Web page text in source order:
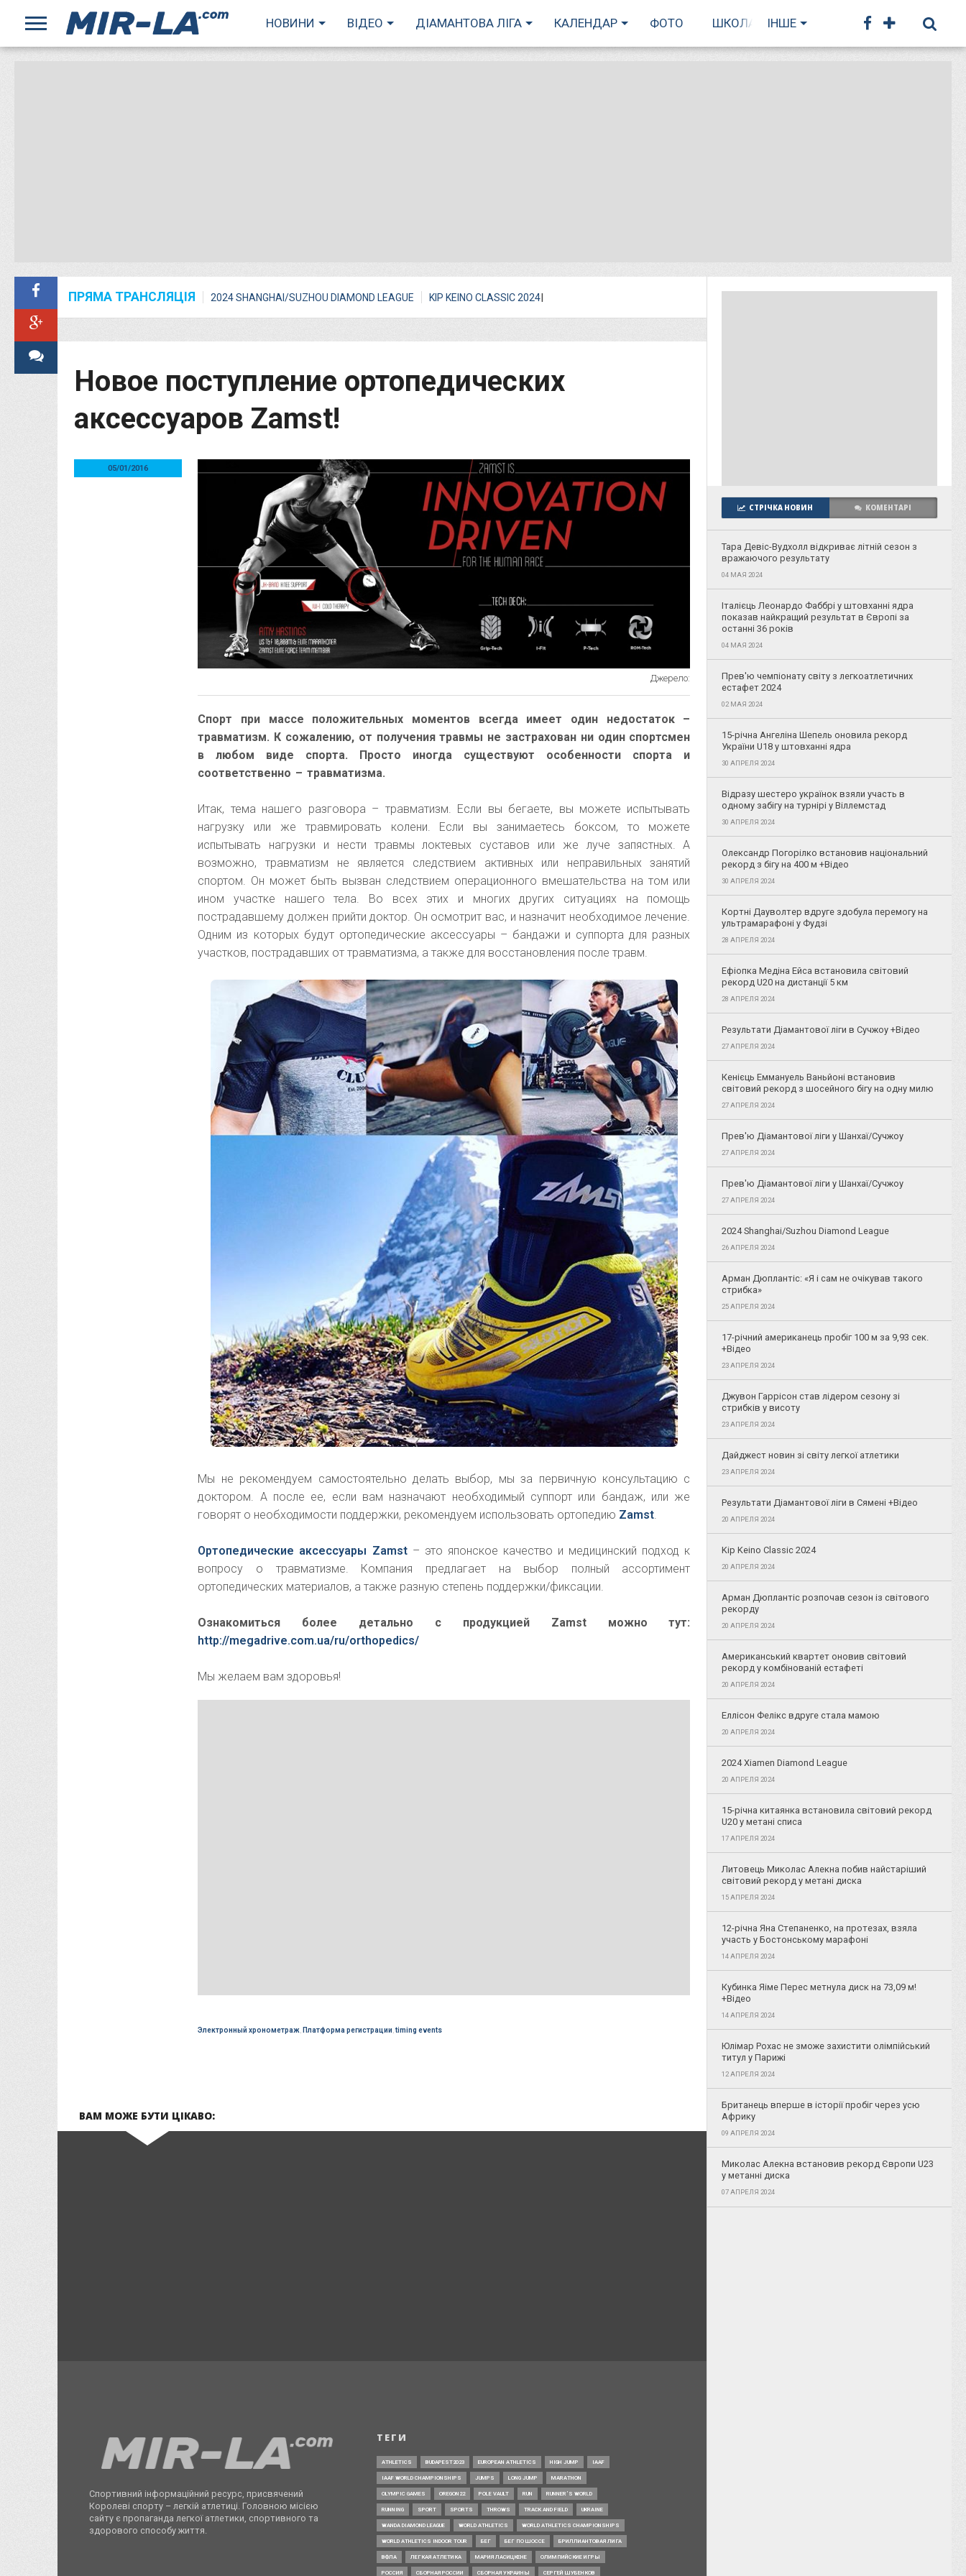
НОВИНИ ВІДЕО ДІАМАНТОВА ЛІГА КАЛЕНДАР ФОТО ШКОЛА БІГУ
ІНШЕ
ПРЯМА ТРАНСЛЯЦІЯ 2024 SHANGHAI/SUZHOU DIAMOND LEAGUE I
KIP KEINO CLASSIC 2024
Новое поступление ортопедических
аксессуаров Zamst!
Джерело:
Спорт при массе положительных моментов всегда имеет один недостаток –
травматизм. К сожалению, от получения травмы не застрахован ни один спортсмен
в любом виде спорта. Просто иногда существуют особенности спорта и
соответственно – травматизма.
Итак, тема нашего разговора – травматизм. Если вы бегаете, вы можете испытывать
нагрузку или же травмировать колени. Если вы занимаетесь боксом, то можете
испытывать нагрузки и нести травмы локтевых суставов или же луче запястных. А
возможно, травматизм не является следствием активных или неправильных занятий
спортом. Он может быть вызван следствием операционного вмешательства на том или
ином участке нашего тела. Во всех этих и многих других ситуациях на помощь
пострадавшему должен прийти доктор. Он осмотрит вас, и назначит необходимое лечение.
Одним из которых будут ортопедические аксессуары – бандажи и суппорта для разных
участков, пострадавших от травматизма, а также для восстановления после травм.
Мы не рекомендуем самостоятельно делать выбор, мы за первичную консультацию с
доктором. А после ее, если вам назначают необходимый суппорт или бандаж, или же
говорят о необходимости поддержки, рекомендуем использовать ортопедию Zamst
Ортопедические аксессуары Zamst– это японское качество и медицинский подход к
вопросу о травматизме. Компания предлагает на выбор полный ассортимент
ортопедических материалов, а также разную степень поддержки/фиксации.
Ознакомиться более детально с продукцией Zamst можно тут:
http://megadrive.com.ua/ru/orthopedics/
Мы желаем вам здоровья!
Электронный хронометраж Платформа регистрации ,timing events
05/01/2016
ВАМ МОЖЕ БУТИ ЦІКАВО:
СТРІЧКА НОВИН КОМЕНТАРІ
Тара Девіс-Вудхолл відкриває літній сезон з
вражаючого результату
04 МАЯ 2024
Італієць Леонардо Фаббрі у штовханні ядра
показав найкращий результат в Європі за
останні 36 років
04 МАЯ 2024
Прев'ю чемпіонату світу з легкоатлетичних
естафет 2024
02 МАЯ 2024
15-річна Ангеліна Шепель оновила рекорд
України U18 у штовханні ядра
30 АПРЕЛЯ 2024
Відразу шестеро українок взяли участь в
одному забігу на турнірі у Віллемстад
30 АПРЕЛЯ 2024
Олександр Погорілко встановив національний
рекорд з бігу на 400 м +Відео
30 АПРЕЛЯ 2024
Кортні Дауволтер вдруге здобула перемогу на
ультрамарафоні у Фудзі
28 АПРЕЛЯ 2024
Ефіопка Медіна Ейса встановила світовий
рекорд U20 на дистанції 5 км
28 АПРЕЛЯ 2024
Результати Діамантової ліги в Сучжоу +Відео
27 АПРЕЛЯ 2024
Кенієць Еммануель Ваньйоні встановив
світовий рекорд з шосейного бігу на одну милю
27 АПРЕЛЯ 2024
Прев'ю Діамантової ліги у Шанхаї/Сучжоу
27 АПРЕЛЯ 2024
Прев'ю Діамантової ліги у Шанхаї/Сучжоу
27 АПРЕЛЯ 2024
2024 Shanghai/Suzhou Diamond League
26 АПРЕЛЯ 2024
Арман Дюплантіс: «Я і сам не очікував такого
стрибка»
25 АПРЕЛЯ 2024
17-річний американець пробіг 100 м за 9,93 сек.
+Відео
23 АПРЕЛЯ 2024
Джувон Гаррісон став лідером сезону зі
стрибків у висоту
23 АПРЕЛЯ 2024
Дайджест новин зі світу легкої атлетики
23 АПРЕЛЯ 2024
Результати Діамантової ліги в Сямені +Відео
20 АПРЕЛЯ 2024
Kip Keino Classic 2024
20 АПРЕЛЯ 2024
Арман Дюплантіс розпочав сезон із світового
рекорду
20 АПРЕЛЯ 2024
Американський квартет оновив світовий
рекорд у комбінованій естафеті
20 АПРЕЛЯ 2024
Еллісон Фелікс вдруге стала мамою
20 АПРЕЛЯ 2024
2024 Xiamen Diamond League
20 АПРЕЛЯ 2024
15-річна китаянка встановила світовий рекорд
U20 у метані списа
17 АПРЕЛЯ 2024
Литовець Миколас Алекна побив найстаріший
світовий рекорд у метані диска
15 АПРЕЛЯ 2024
12-річна Яна Степаненко, на протезах, взяла
участь у Бостонському марафоні
14 АПРЕЛЯ 2024
Кубинка Яіме Перес метнула диск на 73,09 м!
+Відео
14 АПРЕЛЯ 2024
Юлімар Рохас не зможе захистити олімпійський
титул у Парижі
12 АПРЕЛЯ 2024
Британець вперше в історії пробіг через усю
Африку
09 АПРЕЛЯ 2024
Миколас Алекна встановив рекорд Європи U23
у метанні диска
07 АПРЕЛЯ 2024
Спортивний інформаційний ресурс, присвячений
Королеві спорту – легкій атлетиці. Головною місією
сайту є пропаганда легкої атлетики, спортивного та
здорового способу життя.
ТЕГИ
ATHLETICS BUDAPEST2023 EUROPEAN ATHLETICS HIGH JUMP IAAF
IAAF WORLD CHAMPIONSHIPS JUMPS LONG JUMP MARATHON
OLYMPIC GAMES OREGON22 POLE VAULT RUN RUNNER’S WORLD
RUNNING SPORT SPORTS THROWS TRACK AND FIELD UKRAINE
WANDA DIAMOND LEAGUE WORLD ATHLETICS WORLD ATHLETICS CHAMPIONSHIPS
WORLD ATHLETICS INDOOR TOUR БЕГ БЕГ ПО ШОССЕ БРИЛЛИАНТОВАЯ ЛИГА
ВФЛА ЛЕГКАЯ АТЛЕТИКА МАРИЯ ЛАСИЦКЕНЕ ОЛИМПИЙСКИЕ ИГРЫ
РОССИЯ СБОРНАЯ РОССИИ СБОРНАЯ УКРАИНЫ СЕРГЕЙ ШУБЕНКОВ